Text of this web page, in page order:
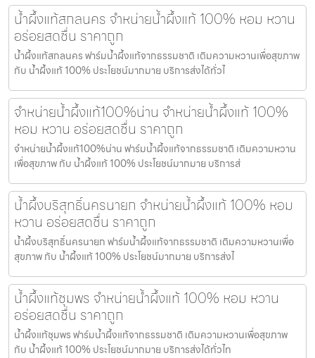
น้ำผึ้งแท้สกลนคร จำหน่ายน้ำผึ้งแท้ 100% หอม หวาน
อร่อยสดชื่น ราคาถูก
น้ำผึ้งแท้สกลนคร ฟาร์มน้ำผึ้งแท้จากธรรมชาติ เติมความหวานเพื่อสุขภาพ
กับ น้ำผึ้งแท้ 100% ประโยชน์มากมาย บริการส่งได้ทั่วไ
จำหน่ายน้ำผึ้งแท้100%น่าน จำหน่ายน้ำผึ้งแท้ 100%
หอม หวาน อร่อยสดชื่น ราคาถูก
จำหน่ายน้ำผึ้งแท้100%น่าน ฟาร์มน้ำผึ้งแท้จากธรรมชาติ เติมความหวาน
เพื่อสุขภาพ กับ น้ำผึ้งแท้ 100% ประโยชน์มากมาย บริการส่
น้ำผึ้งบริสุทธิ์นครนายก จำหน่ายน้ำผึ้งแท้ 100% หอม
หวาน อร่อยสดชื่น ราคาถูก
น้ำผึ้งบริสุทธิ์นครนายก ฟาร์มน้ำผึ้งแท้จากธรรมชาติ เติมความหวานเพื่อ
สุขภาพ กับ น้ำผึ้งแท้ 100% ประโยชน์มากมาย บริการส่งไ
น้ำผึ้งแท้ชุมพร จำหน่ายน้ำผึ้งแท้ 100% หอม หวาน
อร่อยสดชื่น ราคาถูก
น้ำผึ้งแท้ชุมพร ฟาร์มน้ำผึ้งแท้จากธรรมชาติ เติมความหวานเพื่อสุขภาพ
กับ น้ำผึ้งแท้ 100% ประโยชน์มากมาย บริการส่งได้ทั่วไท